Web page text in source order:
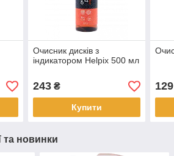
Очисник дисків з
індикатором Helpix 500 мл
243₴
Купити
129
та новинки